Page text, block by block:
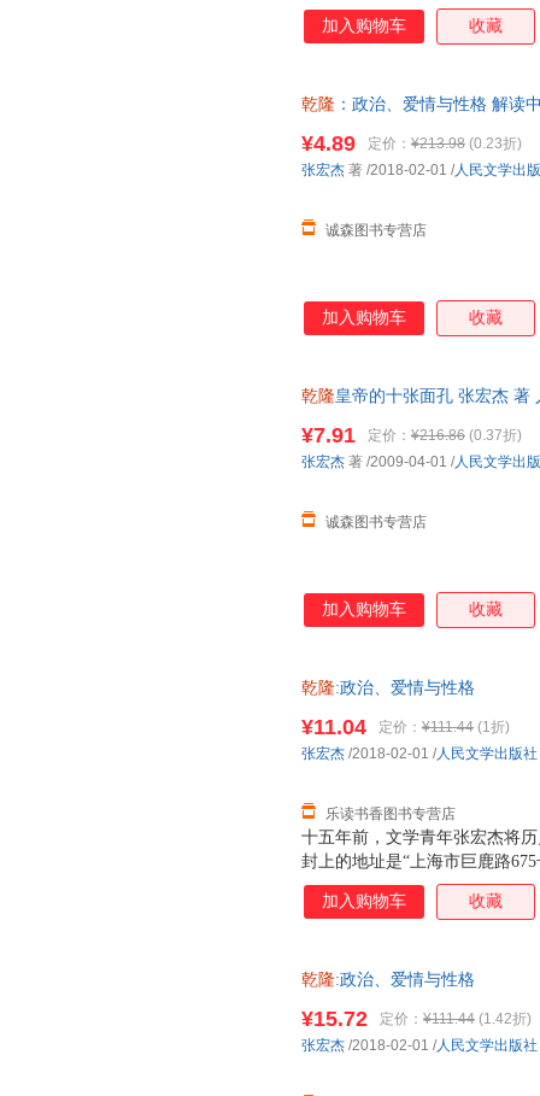
漫长的“退稿—投给下一本杂志
自己很喜欢的一篇。此后的作
曾国藩、慈禧、袁世凯、朱元
望、爱情、记忆等的看法，同
时期的照片。
加入购物车 收藏
乾隆 ：政治、爱情与性格 解读
¥4.89 定价： ¥213.98 (0.23折)
诚森图书专营店
张宏杰 著 /2018-02-01 /人民文学出
加入购物车 收藏
乾隆皇帝的十张面孔 张宏杰 著
¥7.91 定价： ¥216.86 (0.37折)
诚森图书专营店
张宏杰 著 /2009-04-01 /人民文学出
加入购物车 收藏
乾隆:政治、爱情与性格
十五年前，文学青年张宏杰将
封上的地址是“上海市巨鹿路
漫长的“退稿—投给下一本杂志
自己很喜欢的一篇。此后的作
曾国藩、慈禧、袁世凯、朱元
望、爱情、记忆等的看法，同
时期的照片。
¥11.04 定价： ¥111.44 (1折)
乐读书香图书专营店
张宏杰 /2018-02-01 /人民文学出版社
加入购物车 收藏
乾隆:政治、爱情与性格
¥15.72 定价： ¥111.44 (1.42折)
张宏杰 /2018-02-01 /人民文学出版社